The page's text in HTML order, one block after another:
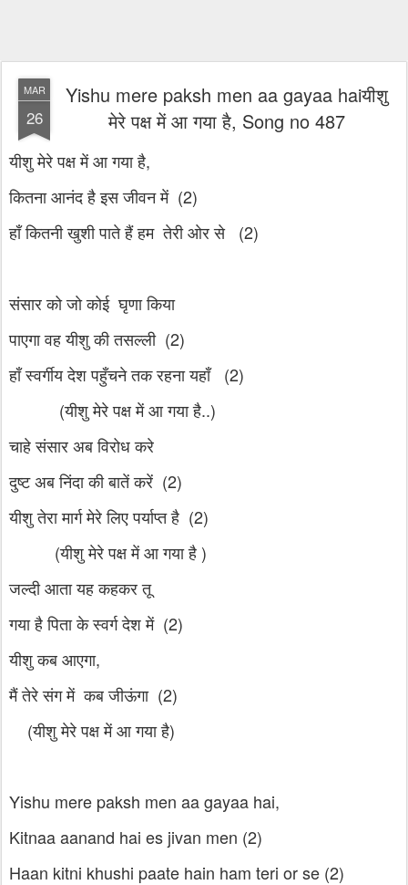
MAR
26
Yishu mere paksh men aa gayaa haiयीशु
मेरे पक्ष में आ गया है, Song no 487
यीशु मेरे पक्ष में आ गया है,
कितना आनंद है इस जीवन में (2)
हाँ कितनी खुशी पाते हैं हम तेरी ओर से (2)
संसार को जाे कोई घृणा किया
पाएगा वह यीशु की तसल्ली (2)
हाँ स्वर्गीय देश पहुँचने तक रहना यहाँ (2)
(यीशु मेरे पक्ष में आ गया है..)
चाहे संसार अब विरोध करे
दुष्ट अब निंदा की बातें करें (2)
यीशु तेरा मार्ग मेरे लिए पर्याप्त है (2)
(यीशु मेरे पक्ष में आ गया है )
जल्दी आता यह कहकर तू
गया है पिता के स्वर्ग देश में (2)
यीशु कब आएगा,
मैं तेरे संग में कब जीऊंगा (2)
(यीशु मेरे पक्ष में आ गया है)
Yishu mere paksh men aa gayaa hai,
Kitnaa aanand hai es jivan men (2)
Haan kitni khushi paate hain ham teri or se (2)